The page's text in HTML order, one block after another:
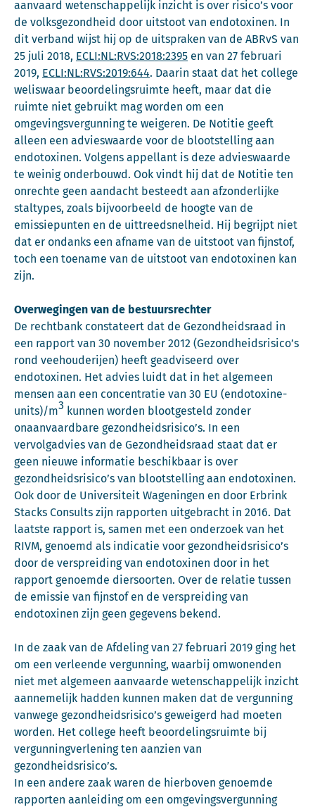
aanvaard wetenschappelijk inzicht is over risico’s voor
de volksgezondheid door uitstoot van endotoxinen. In
dit verband wijst hij op de uitspraken van de ABRvS van
25 juli 2018, ECLI:NL:RVS:2018:2395 en van 27 februari
2019, ECLI:NL:RVS:2019:644. Daarin staat dat het college
weliswaar beoordelingsruimte heeft, maar dat die
ruimte niet gebruikt mag worden om een
omgevingsvergunning te weigeren. De Notitie geeft
alleen een advieswaarde voor de blootstelling aan
endotoxinen. Volgens appellant is deze advieswaarde
te weinig onderbouwd. Ook vindt hij dat de Notitie ten
onrechte geen aandacht besteedt aan afzonderlijke
staltypes, zoals bijvoorbeeld de hoogte van de
emissiepunten en de uittreedsnelheid. Hij begrijpt niet
dat er ondanks een afname van de uitstoot van fijnstof,
toch een toename van de uitstoot van endotoxinen kan
zijn.
Overwegingen van de bestuursrechter
De rechtbank constateert dat de Gezondheidsraad in
een rapport van 30 november 2012 (Gezondheidsrisico’s
rond veehouderijen) heeft geadviseerd over
endotoxinen. Het advies luidt dat in het algemeen
mensen aan een concentratie van 30 EU (endotoxine-
units)/m3 kunnen worden blootgesteld zonder
onaanvaardbare gezondheidsrisico’s. In een
vervolgadvies van de Gezondheidsraad staat dat er
geen nieuwe informatie beschikbaar is over
gezondheidsrisico’s van blootstelling aan endotoxinen.
Ook door de Universiteit Wageningen en door Erbrink
Stacks Consults zijn rapporten uitgebracht in 2016. Dat
laatste rapport is, samen met een onderzoek van het
RIVM, genoemd als indicatie voor gezondheidsrisico’s
door de verspreiding van endotoxinen door in het
rapport genoemde diersoorten. Over de relatie tussen
de emissie van fijnstof en de verspreiding van
endotoxinen zijn geen gegevens bekend.
In de zaak van de Afdeling van 27 februari 2019 ging het
om een verleende vergunning, waarbij omwonenden
niet met algemeen aanvaarde wetenschappelijk inzicht
aannemelijk hadden kunnen maken dat de vergunning
vanwege gezondheidsrisico’s geweigerd had moeten
worden. Het college heeft beoordelingsruimte bij
vergunningverlening ten aanzien van
gezondheidsrisico’s.
In een andere zaak waren de hierboven genoemde
rapporten aanleiding om een omgevingsvergunning